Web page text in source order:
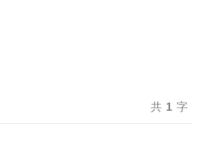
共 1 字